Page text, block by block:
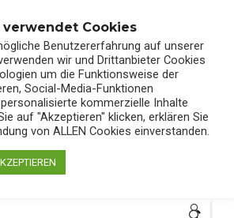
🔍
Cookies
Benutzererfahrung auf unserer
wir und Drittanbieter Cookies
um die Funktionsweise der
Social-Media-Funktionen
kommerzielle Inhalte
auf "Akzeptieren" klicken, erklären Sie
von ALLEN Cookies einverstanden.